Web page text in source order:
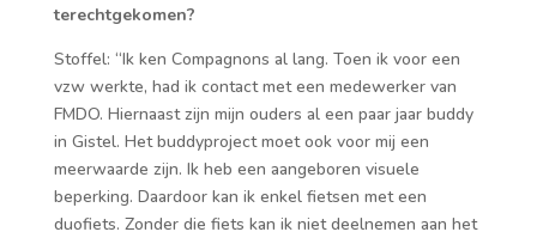
terechtgekomen?
Stoffel: “Ik ken Compagnons al lang. Toen ik voor een
vzw werkte, had ik contact met een medewerker van
FMDO. Hiernaast zijn mijn ouders al een paar jaar buddy
in Gistel. Het buddyproject moet ook voor mij een
meerwaarde zijn. Ik heb een aangeboren visuele
beperking. Daardoor kan ik enkel fietsen met een
duofiets. Zonder die fiets kan ik niet deelnemen aan het